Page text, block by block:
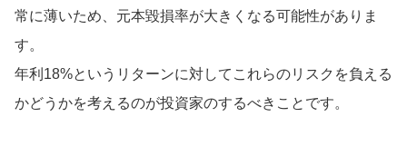
常に薄いため、元本毀損率が大きくなる可能性がありま
す。
年利18%というリターンに対してこれらのリスクを負える
かどうかを考えるのが投資家のするべきことです。